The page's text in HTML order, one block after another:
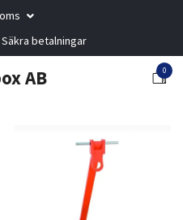
betalningar
AB 0